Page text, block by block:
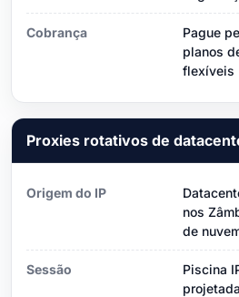
Cobrança
Pague
planos
flexíveis
Proxies rotativos de
Origem do IP
nos
de
Sessão
Piscina